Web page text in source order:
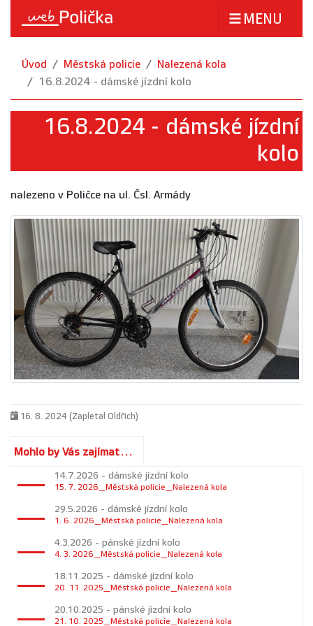
MENU
Úvod Městská policie
Nalezená kola
16.8.2024 - dámské jízdní kolo
16.8.2024 - dámské jízdní
kolo
nalezeno v Poličce na ul. Čsl. Armády
16. 8. 2024 (Zapletal Oldřich)
Mohlo by Vás zajímat...
14.7.2026 - dámské jízdní kolo
15. 7. 2026_Městská policie_Nalezená kola
29.5.2026 - dámské jízdní kolo
1. 6. 2026_Městská policie_Nalezená kola
4.3.2026 - pánské jízdní kolo
4. 3. 2026_Městská policie_Nalezená kola
18.11.2025 - dámské jízdní kolo
20. 11. 2025_Městská policie_Nalezená kola
20.10.2025 - pánské jízdní kolo
21. 10. 2025_Městská policie_Nalezená kola